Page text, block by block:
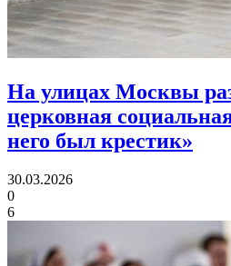
На улицах Москвы
церковная
него был крестик»
30.03.2026
0
6